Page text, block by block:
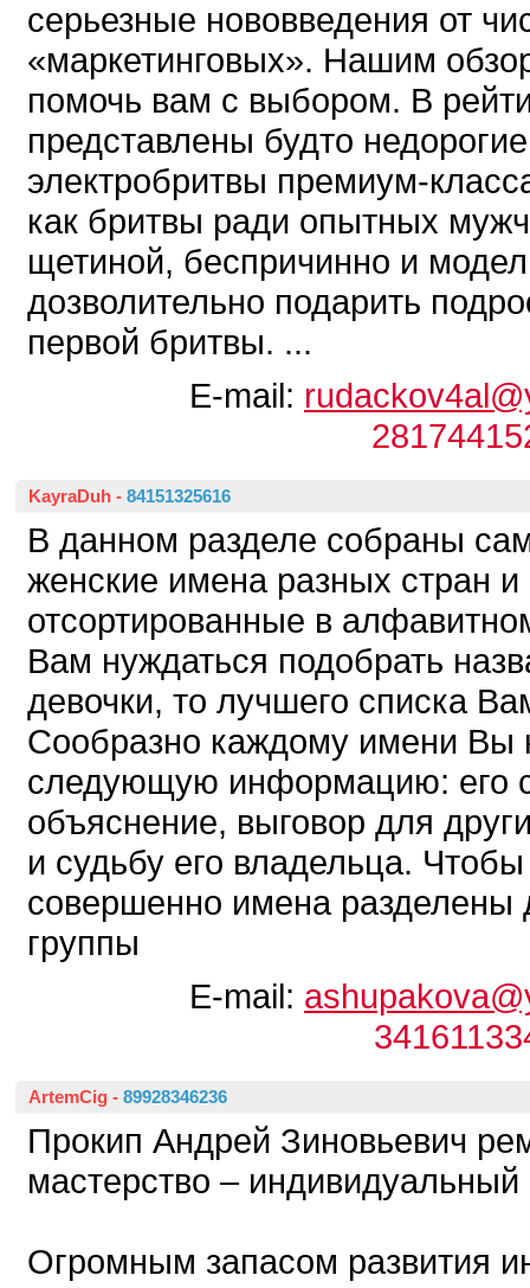
серьезные нововведения от
«маркетинговых». Нашим
помочь вам с выбором. В
представлены будто
электробритвы премиум-
как бритвы ради опытных
щетиной, беспричинно и
дозволительно подарить
первой бритвы. ...
E-mail:
KayraDuh - 84151325616
В данном разделе собраны
женские имена разных стран и
отсортированные в
Вам нуждаться подобрать
девочки, то лучшего списка
Сообразно каждому имени Вы
следующую информацию: его
объяснение, выговор для
и судьбу его владельца.
совершенно имена разделены
группы
E-mail:
ArtemCig - 89928346236
Прокип Андрей Зиновьевич
мастерство – индивидуальный
Огромным запасом развития